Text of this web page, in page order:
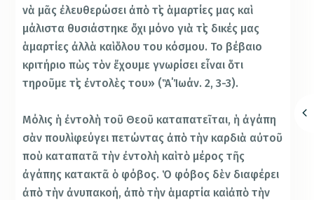
νὰ μᾶς ἐλευθερώσει ἀπὸ τὶς ἁμαρτίες μας καὶ
μάλιστα θυσιάστηκε ὄχι μόνο γιὰ τὶς δικές μας
ἁμαρτίες ἀλλὰ καὶ ὅλου του κόσμου. Το βέβαιο
κριτήριο πὼς τὸν ἔχουμε γνωρίσει εἶναι ὅτι
τηροῦμε τὶς ἐντολὲς του» (Ἃ΄Ἰωάν. 2, 3-3).
Μόλις ἡ ἐντολὴ τοῦ Θεοῦ καταπατεῖται, ἡ ἀγάπη
σὰν πουλὶ φεύγει πετώντας ἀπὸ τὴν καρδιὰ αὐτοῦ
ποὺ καταπατᾶ τὴν ἐντολὴ καὶ τὸ μέρος τῆς
ἀγάπης κατακτᾶ ὁ φόβος. Ὁ φόβος δὲν διαφέρει
ἀπὸ τὴν ἀνυπακοή, ἀπὸ τὴν ἁμαρτία καὶ ἀπὸ τὴν